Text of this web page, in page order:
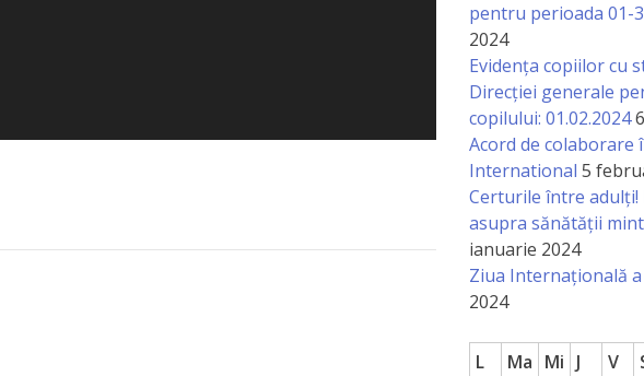
pentru perioada 01-
2024
Evidența copiilor cu
Direcției generale
copilului: 01.02.2024
Acord de colaborare
International 5
Certurile între
asupra sănătății
ianuarie 2024
Ziua Internațională a
2024
L Ma Mi J V